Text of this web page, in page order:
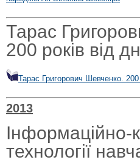
Тарас
200 років від
Тарас Григорович Шевченко.
2013
Інформаційно-
технології